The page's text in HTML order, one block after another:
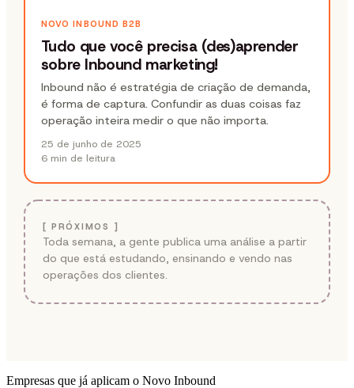
NOVO INBOUND B2B
Tudo que você precisa (des)aprender
sobre Inbound marketing!
Inbound não é estratégia de criação de demanda,
é forma de captura. Confundir as duas coisas faz
operação inteira medir o que não importa.
25 de junho de 2025
6 min de leitura
[ PRÓXIMOS ]
Toda semana, a gente publica uma análise a partir
do que está estudando, ensinando e vendo nas
operações dos clientes.
Empresas que já aplicam o Novo Inbound